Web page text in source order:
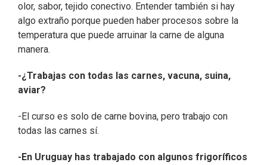
olor, sabor, tejido conectivo. Entender también si hay
algo extraño porque pueden haber procesos sobre la
temperatura que puede arruinar la carne de alguna
manera.
-¿Trabajas con todas las carnes, vacuna, suina,
aviar?
-El curso es solo de carne bovina, pero trabajo con
todas las carnes sí.
-En Uruguay has trabajado con algunos frigoríficos